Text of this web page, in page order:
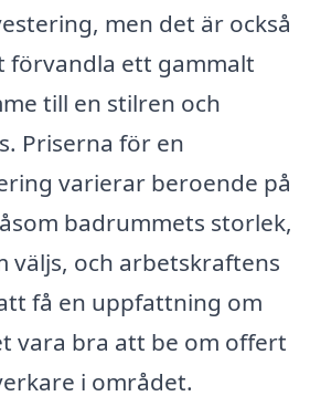
men det är också
förvandla ett gammalt
till en stilren och
Priserna för en
varierar beroende på
badrummets storlek,
väljs, och arbetskraftens
få en uppfattning om
vara bra att be om offert
i området.